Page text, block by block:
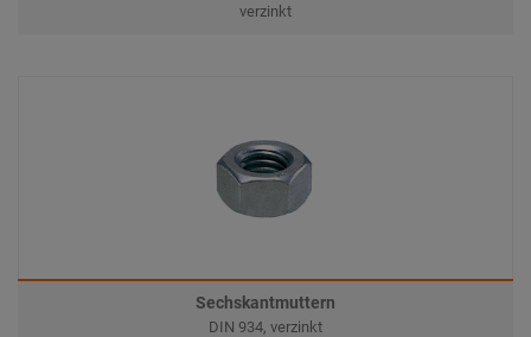
verzinkt
Sechskantmuttern
DIN 934, verzinkt